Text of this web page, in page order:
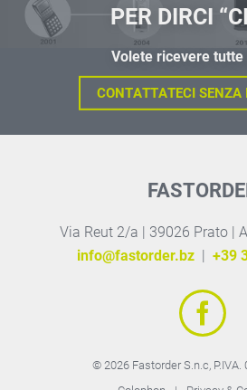
PER DIRCI
Volete ricevere tutte
Via Reut 2/a | 39026 Prato |
info@fastorder.bz| +39
© 2026 Fastorder S.n.c,